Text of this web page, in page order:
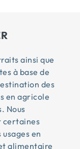
ainsi que
à base de
des
en agricole
Nous
certaines
en
alimentaire